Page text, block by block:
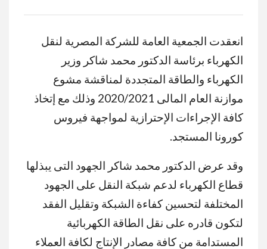
انعقدت الجمعية العامة للشركة المصرية لنقل
الكهرباء برئاسة الدكتور محمد شاكر وزير
الكهرباء والطاقة المتجددة لمناقشة مشوع
موازنة العام المالى 2020/2021 وذلك مع إتخاذ
كافة الإجراءات الإحترازية لمواجهة فيروس
كورونا المستجد.
وقد عرض الدكتور محمد شاكر الجهود التى يبذلها
قطاع الكهرباء لدعم شبكة النقل على الجهود
المختلفة لتحسين كفاءة الشبكة وتقليل الفقد
لتكون قادره على نقل الطاقة الكهربائية
المستدامة من كافة مصادر الإنتاج لكافة العملاء